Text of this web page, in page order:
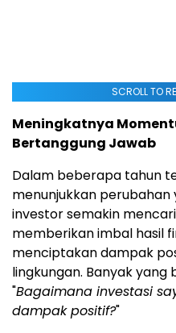
SCROLL TO
Meningkatnya
Bertanggung Jawab
Dalam beberapa tahun
menunjukkan perubahan
investor semakin
memberikan imbal hasil
menciptakan dampak
lingkungan. Banyak yang
"Bagaimana investasi
dampak positif?"